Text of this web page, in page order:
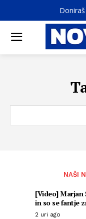
NAŠI
[Video] Marjan
in so se fantje
2 uri ago